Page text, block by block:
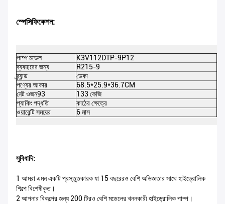
স্পেসিফিকেশন:
পাম্প মডেল
K3V112DTP-9P12
ব্যবহারের জন্য
R215-9
ব্র্যান্ড
ডেকা
পণ্যের আকার
68.5*25.9*36.7CM
নেট ওজন93
133 কেজি
প্যাকিং পদ্ধতি
কাঠের ক্ষেত্রে
ওয়ারেন্টি সময়ের
6 মাস
সুবিধাদি:
1 আমরা এমন একটি প্রস্তুতকারক যা 15 বছরেরও বেশি অভিজ্ঞতার সাথে হাইড্রোলিক
শিল্পে বিশেষীকৃত।
2 আপনার বিকল্পের জন্য 200 টিরও বেশি মডেলের খননকারী হাইড্রোলিক পাম্প।